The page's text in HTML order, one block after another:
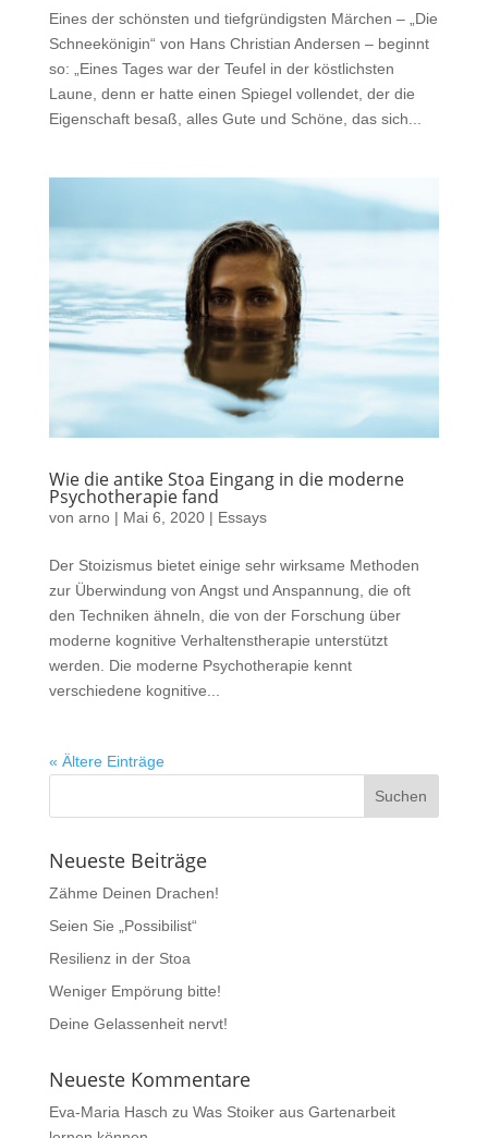
Eines der schönsten und tiefgründigsten Märchen – „Die
Schneekönigin“ von Hans Christian Andersen – beginnt
so: „Eines Tages war der Teufel in der köstlichsten
Laune, denn er hatte einen Spiegel vollendet, der die
Eigenschaft besaß, alles Gute und Schöne, das sich...
Wie die antike Stoa Eingang in die moderne
Psychotherapie fand
von arno| Mai 6, 2020| Essays
Der Stoizismus bietet einige sehr wirksame Methoden
zur Überwindung von Angst und Anspannung, die oft
den Techniken ähneln, die von der Forschung über
moderne kognitive Verhaltenstherapie unterstützt
werden. Die moderne Psychotherapie kennt
verschiedene kognitive...
« Ältere Einträge
Neueste Beiträge
Zähme Deinen Drachen!
Seien Sie „Possibilist“
Resilienz in der Stoa
Weniger Empörung bitte!
Deine Gelassenheit nervt!
Neueste Kommentare
Eva-Maria Hasch zu Was Stoiker aus Gartenarbeit